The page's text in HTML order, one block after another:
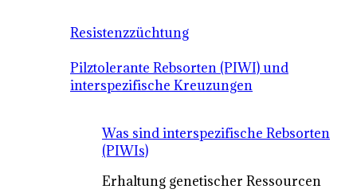
Resistenzzüchtung
Pilztolerante Rebsorten (PIWI) und
interspezifische Kreuzungen
Was sind interspezifische Rebsorten
(PIWIs)
Erhaltung genetischer Ressourcen